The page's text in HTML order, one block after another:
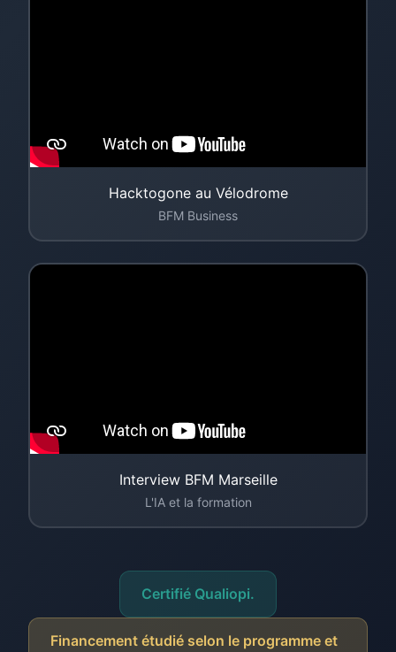
Hacktogone au Vélodrome
BFM Business
Interview BFM Marseille
L'IA et la formation
Certifié Qualiopi.
Financement étudié selon le programme et